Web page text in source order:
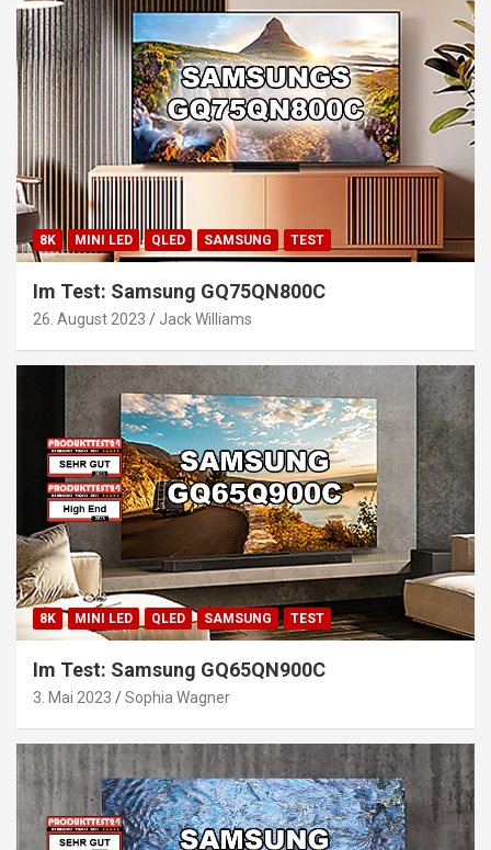
8K MINI LED QLED SAMSUNG TEST
Im Test: Samsung GQ75QN800C
26. August 2023 Jack Williams
8K MINI LED QLED SAMSUNG TEST
Im Test: Samsung GQ65QN900C
3. Mai 2023 Sophia Wagner